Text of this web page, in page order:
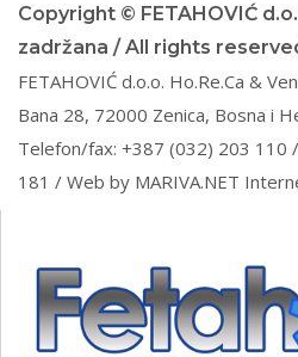
Copyright © FETAHOVIĆ
zadržana / All rights
FETAHOVIĆ d.o.o. Ho.Re.Ca &
Bana 28, 72000 Zenica, Bosna i
Telefon/fax: +387 (032) 203 110
181 / Web by MARIVA.NET